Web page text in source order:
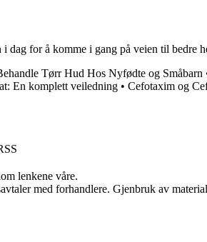
for å komme i gang på veien til bedre
Tørr Hud Hos Nyfødte og Småbarn
En komplett veiledning • Cefotaxim og
lenkene våre.
med forhandlere. Gjenbruk av